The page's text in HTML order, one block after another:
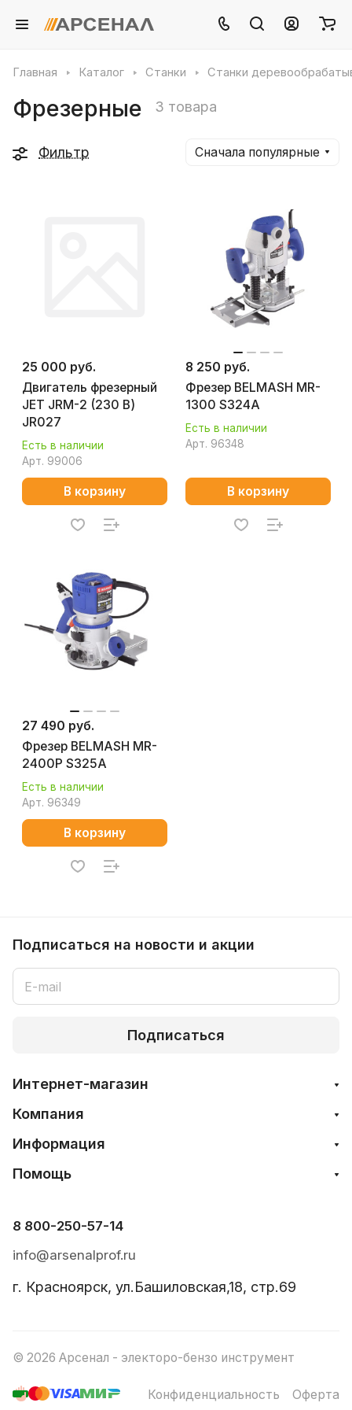
Главная Каталог Станки Станки
Фрезерные 3 товара
Фильтр Сначала популярные
25 000 руб.
Двигатель фрезерный
JET JRM-2 (230 В)
JR027
Есть в наличии
Арт. 99006
В корзину
8 250 руб.
Фрезер BELMASH MR-
1300 S324A
Есть в наличии
Арт. 96348
В корзину
27 490 руб.
Фрезер BELMASH MR-
2400P S325A
Есть в наличии
Арт. 96349
В корзину
Подписаться на новости и акции
Подписаться
Интернет-магазин
Компания
Информация
Помощь
8 800-250-57-14
info@arsenalprof.ru
г. Красноярск, ул.Башиловская,18, стр.69
© 2026 Арсенал - электоро-бензо инструмент
Конфиденциальность Оферта